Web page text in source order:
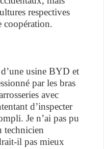
respectives
coopération.
usine BYD et
par les bras
avec
d’inspecter
Je n’ai pas pu
technicien
il pas mieux